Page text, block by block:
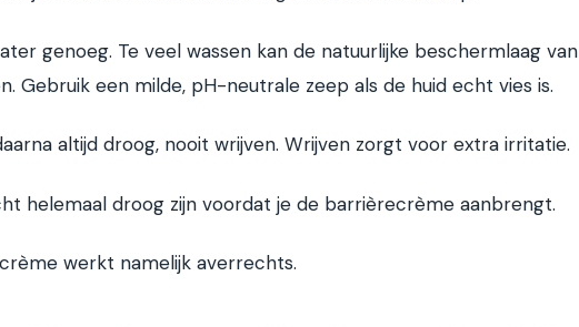
genoeg. Te veel wassen kan de natuurlijke beschermlaag van
Gebruik een milde, pH-neutrale zeep als de huid echt vies is.
altijd droog, nooit wrijven. Wrijven zorgt voor extra irritatie.
helemaal droog zijn voordat je de barrièrecrème aanbrengt.
werkt namelijk averrechts.